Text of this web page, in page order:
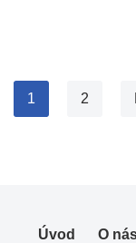
1 2
Úvod O